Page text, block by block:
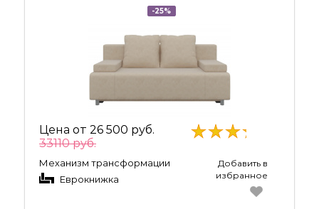
-25%
Цена от 26 500 руб.
33110 руб.
Механизм трансформации
Еврокнижка
Добавить в
избранное